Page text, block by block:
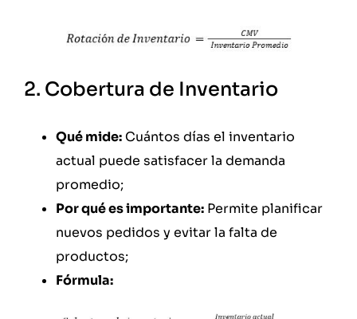
2. Cobertura de Inventario
Qué mide: Cuántos días el inventario
actual puede satisfacer la demanda
promedio;
Por qué es importante: Permite planificar
nuevos pedidos y evitar la falta de
productos;
Fórmula: